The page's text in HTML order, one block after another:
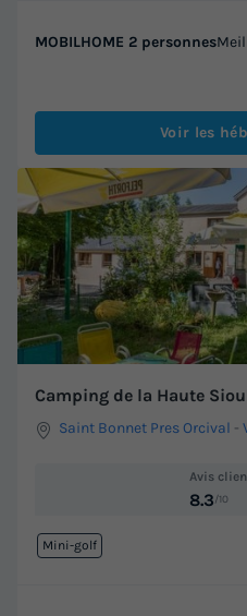
MOBILHOME 2 personnes
Voir les
Camping de la Haute
Saint Bonnet Pres Orcival -
Avis
8.3/10
Mini-golf